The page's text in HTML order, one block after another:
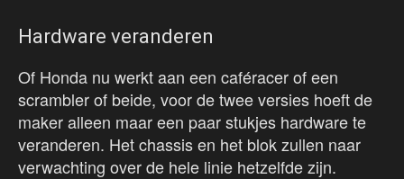
Hardware veranderen
Of Honda nu werkt aan een caféracer of een
scrambler of beide, voor de twee versies hoeft de
maker alleen maar een paar stukjes hardware te
veranderen. Het chassis en het blok zullen naar
verwachting over de hele linie hetzelfde zijn.